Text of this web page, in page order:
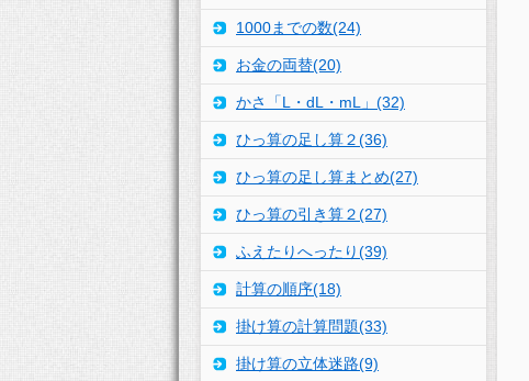
1000までの数(24)
お金の両替(20)
かさ「L・dL・mL」(32)
ひっ算の足し算２(36)
ひっ算の足し算まとめ(27)
ひっ算の引き算２(27)
ふえたりへったり(39)
計算の順序(18)
掛け算の計算問題(33)
掛け算の立体迷路(9)